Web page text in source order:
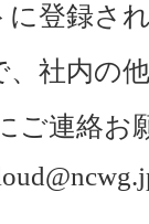
登録さ
社内の
ご連絡お